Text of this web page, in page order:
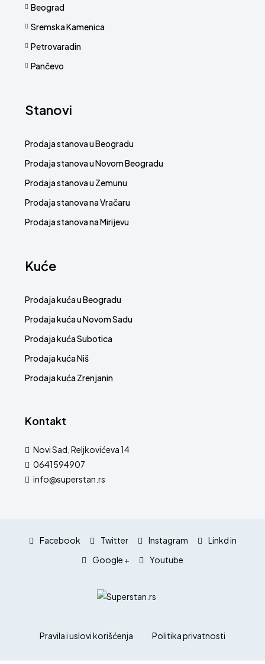
Beograd
Sremska Kamenica
Petrovaradin
Pančevo
Stanovi
Prodaja stanova u Beogradu
Prodaja stanova u Novom Beogradu
Prodaja stanova u Zemunu
Prodaja stanova na Vračaru
Prodaja stanova na Mirijevu
Kuće
Prodaja kuća u Beogradu
Prodaja kuća u Novom Sadu
Prodaja kuća Subotica
Prodaja kuća Niš
Prodaja kuća Zrenjanin
Kontakt
Novi Sad, Reljkovićeva 14
0641594907
info@superstan.rs
Facebook Twitter Instagram
Linkd in
Google +
Youtube
Pravila i uslovi korišćenja Politika privatnosti